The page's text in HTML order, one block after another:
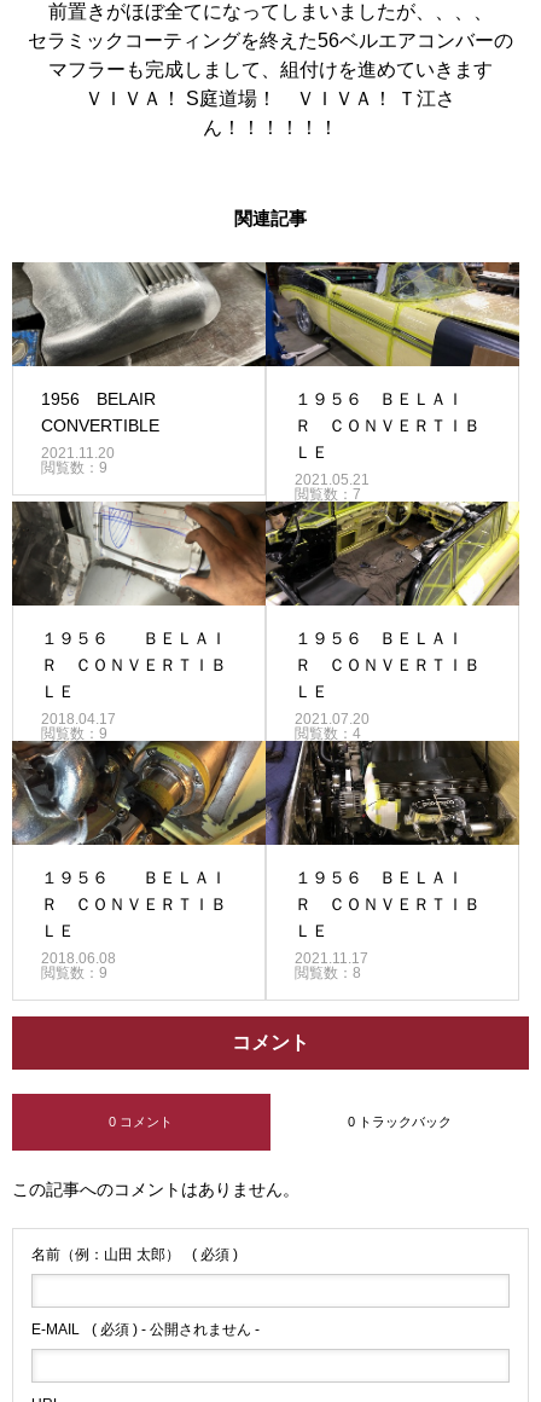
前置きがほぼ全てになってしまいましたが、、、、
セラミックコーティングを終えた56ベルエアコンバーの
マフラーも完成しまして、組付けを進めていきます
ＶＩＶＡ！ S庭道場！ ＶＩＶＡ！ Ｔ江さ
ん！！！！！！
関連記事
1956 BELAIR
CONVERTIBLE
2021.11.20
閲覧数：9
１９５６ ＢＥＬＡＩ
Ｒ ＣＯＮＶＥＲＴＩＢ
ＬＥ
2021.05.21
閲覧数：7
１９５６ ＢＥＬＡＩ
Ｒ ＣＯＮＶＥＲＴＩＢ
ＬＥ
2018.04.17
閲覧数：9
１９５６ ＢＥＬＡＩ
Ｒ ＣＯＮＶＥＲＴＩＢ
ＬＥ
2021.07.20
閲覧数：4
１９５６ ＢＥＬＡＩ
Ｒ ＣＯＮＶＥＲＴＩＢ
ＬＥ
2018.06.08
閲覧数：9
１９５６ ＢＥＬＡＩ
Ｒ ＣＯＮＶＥＲＴＩＢ
ＬＥ
2021.11.17
閲覧数：8
コメント
0 コメント 0 トラックバック
この記事へのコメントはありません。
名前（例：山田 太郎） ( 必須 )
E-MAIL ( 必須 ) - 公開されません -